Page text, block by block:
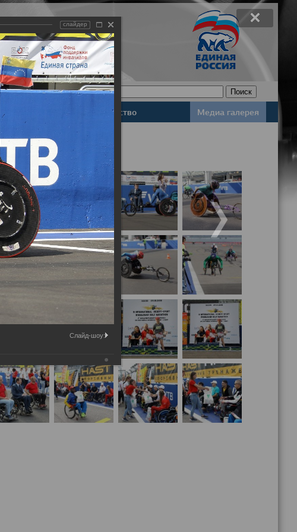
Законодательство Медиа галерея
слайдер
Слайд-шоу: